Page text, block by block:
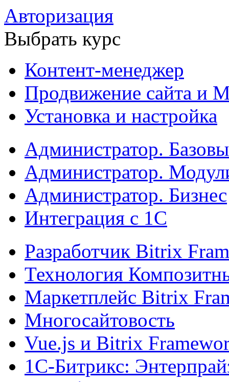
Авторизация
Выбрать курс
Контент-менеджер
Продвижение сайта и
Установка и настройка
Администратор.
Администратор.
Администратор. Бизнес
Интеграция с 1С
Разработчик Bitrix
Технология
Маркетплейс Bitrix
Многосайтовость
Vue.js и Bitrix
1С-Битрикс: